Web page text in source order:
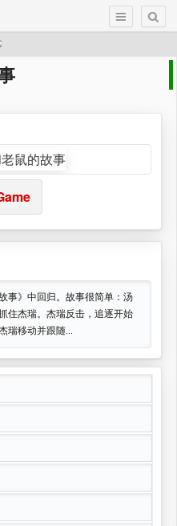
事》中回归。故事很简单：汤
住杰瑞。杰瑞反击，追逐开始
瑞移动并跟随...